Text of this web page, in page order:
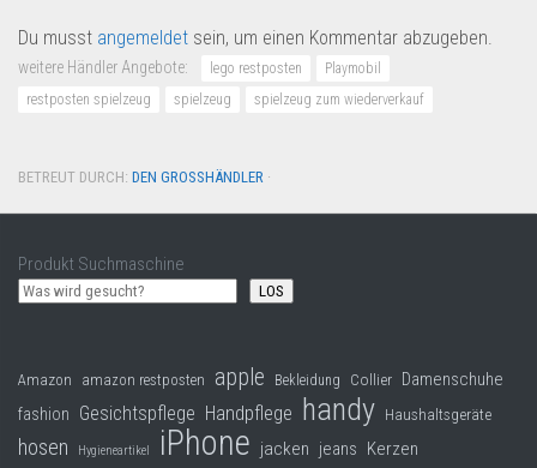
Du musst angemeldet sein, um einen Kommentar abzugeben.
weitere Händler Angebote: lego restposten
Playmobil
restposten spielzeug
spielzeug spielzeug zum wiederverkauf
BETREUT DURCH: DEN GROSSHÄNDLER ·
Produkt Suchmaschine
LOS
Amazon amazon restposten apple Bekleidung Collier Damenschuhe
fashion Gesichtspflege Handpflege handy Haushaltsgeräte
hosen Hygieneartikel iPhone jacken jeans Kerzen